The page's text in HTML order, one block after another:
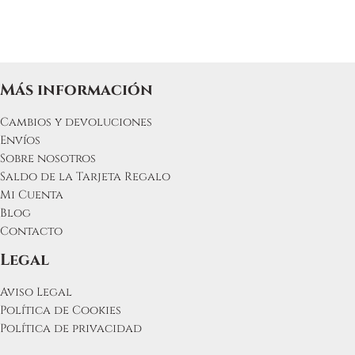
Más información
Cambios y devoluciones
Envíos
Sobre nosotros
Saldo de la Tarjeta Regalo
Mi Cuenta
Blog
Contacto
Legal
Aviso Legal
Política de Cookies
Política de privacidad